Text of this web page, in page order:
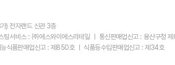
) 전자랜드 신관 3층
서비스 : ㈜에스와이에스리테일 ㅣ 통신판매업신고 : 용산구청
식품판매업신고 : 제850호 ㅣ 식품등수입판매업신고 : 제34호